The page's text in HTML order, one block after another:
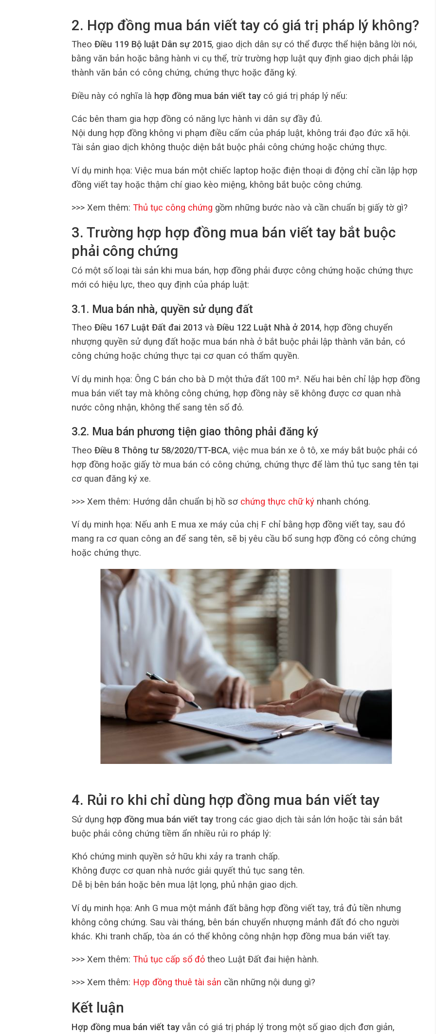
2. Hợp đồng mua bán viết tay có giá trị pháp lý không?
Theo Điều 119 Bộ luật Dân sự 2015, giao dịch dân sự có thể được thể hiện bằng lời nói,
bằng văn bản hoặc bằng hành vi cụ thể, trừ trường hợp luật quy định giao dịch phải lập
thành văn bản có công chứng, chứng thực hoặc đăng ký.
Điều này có nghĩa là hợp đồng mua bán viết tay có giá trị pháp lý nếu:
Các bên tham gia hợp đồng có năng lực hành vi dân sự đầy đủ.
Nội dung hợp đồng không vi phạm điều cấm của pháp luật, không trái đạo đức xã hội.
Tài sản giao dịch không thuộc diện bắt buộc phải công chứng hoặc chứng thực.
Ví dụ minh họa: Việc mua bán một chiếc laptop hoặc điện thoại di động chỉ cần lập hợp
đồng viết tay hoặc thậm chí giao kèo miệng, không bắt buộc công chứng.
>>> Xem thêm: Thủ tục công chứng gồm những bước nào và cần chuẩn bị giấy tờ gì?
3. Trường hợp hợp đồng mua bán viết tay bắt buộc
phải công chứng
Có một số loại tài sản khi mua bán, hợp đồng phải được công chứng hoặc chứng thực
mới có hiệu lực, theo quy định của pháp luật:
3.1. Mua bán nhà, quyền sử dụng đất
Theo Điều 167 Luật Đất đai 2013 và Điều 122 Luật Nhà ở 2014, hợp đồng chuyển
nhượng quyền sử dụng đất hoặc mua bán nhà ở bắt buộc phải lập thành văn bản, có
công chứng hoặc chứng thực tại cơ quan có thẩm quyền.
Ví dụ minh họa: Ông C bán cho bà D một thửa đất 100 m². Nếu hai bên chỉ lập hợp đồng
mua bán viết tay mà không công chứng, hợp đồng này sẽ không được cơ quan nhà
nước công nhận, không thể sang tên sổ đỏ.
3.2. Mua bán phương tiện giao thông phải đăng ký
Theo Điều 8 Thông tư 58/2020/TT-BCA, việc mua bán xe ô tô, xe máy bắt buộc phải có
hợp đồng hoặc giấy tờ mua bán có công chứng, chứng thực để làm thủ tục sang tên tại
cơ quan đăng ký xe.
>>> Xem thêm: Hướng dẫn chuẩn bị hồ sơ chứng thực chữ ký nhanh chóng.
Ví dụ minh họa: Nếu anh E mua xe máy của chị F chỉ bằng hợp đồng viết tay, sau đó
mang ra cơ quan công an để sang tên, sẽ bị yêu cầu bổ sung hợp đồng có công chứng
hoặc chứng thực.
4. Rủi ro khi chỉ dùng hợp đồng mua bán viết tay
Sử dụng hợp đồng mua bán viết tay trong các giao dịch tài sản lớn hoặc tài sản bắt
buộc phải công chứng tiềm ẩn nhiều rủi ro pháp lý:
Khó chứng minh quyền sở hữu khi xảy ra tranh chấp.
Không được cơ quan nhà nước giải quyết thủ tục sang tên.
Dễ bị bên bán hoặc bên mua lật lọng, phủ nhận giao dịch.
Ví dụ minh họa: Anh G mua một mảnh đất bằng hợp đồng viết tay, trả đủ tiền nhưng
không công chứng. Sau vài tháng, bên bán chuyển nhượng mảnh đất đó cho người
khác. Khi tranh chấp, tòa án có thể không công nhận hợp đồng mua bán viết tay.
>>> Xem thêm: Thủ tục cấp sổ đỏ theo Luật Đất đai hiện hành.
>>> Xem thêm: Hợp đồng thuê tài sản cần những nội dung gì?
Kết luận
Hợp đồng mua bán viết tay vẫn có giá trị pháp lý trong một số giao dịch đơn giản,